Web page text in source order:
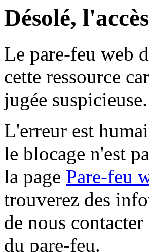
Désolé,
Le pare-feu web
cette ressource
jugée suspicieuse.
L'erreur est
le blocage n'est
la page Pare-feu
trouverez des
de nous
du pare-feu.